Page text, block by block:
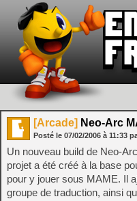
[Arcade] Neo-Arc
Posté le 07/02/2006 à 11:33
Un nouveau build de Neo-
projet a été créé à la base
pour y jouer sous MAME. Il
groupe de traduction, ainsi